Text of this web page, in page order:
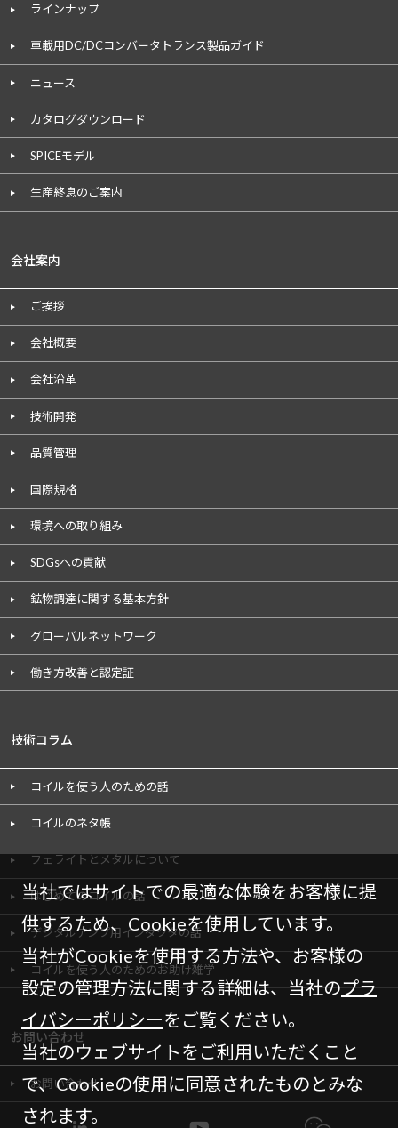
当社ではサイトでの最適な体験をお客様に提
供するため、Cookieを使用しています。
当社がCookieを使用する方法や、お客様の
設定の管理方法に関する詳細は、当社のプラ
イバシーポリシーをご覧ください。
当社のウェブサイトをご利用いただくこと
で、Cookieの使用に同意されたものとみな
されます。
ラインナップ
車載用DC/DCコンバータトランス製品ガイド
ニュース
カタログダウンロード
SPICEモデル
生産終息のご案内
会社案内
ご挨拶
会社概要
会社沿革
技術開発
品質管理
国際規格
環境への取り組み
SDGsへの貢献
鉱物調達に関する基本方針
グローバルネットワーク
働き方改善と認定証
技術コラム
コイルを使う人のための話
コイルのネタ帳
フェライトとメタルについて
はじめてのコイルの話
デジタルアンプ用インダクタの話
コイルを使う人のためのお助け雑学
お問い合わせ
お問い合わせ